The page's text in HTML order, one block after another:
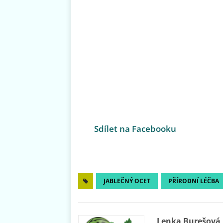
Sdílet na Facebooku
JABLEČNÝ OCET PŘÍRODNÍ LÉČBA